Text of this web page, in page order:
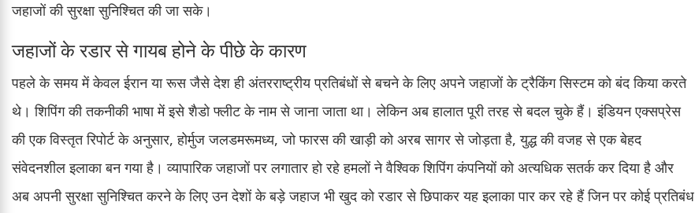
जहाजों की सुरक्षा सुनिश्चित की जा सके।
जहाजों के रडार से गायब होने के पीछे के कारण
पहले के समय में केवल ईरान या रूस जैसे देश ही अंतरराष्ट्रीय प्रतिबंधों से बचने के लिए अपने जहाजों के ट्रैकिंग सिस्टम को बंद किया करते
थे। शिपिंग की तकनीकी भाषा में इसे शैडो फ्लीट के नाम से जाना जाता था। लेकिन अब हालात पूरी तरह से बदल चुके हैं। इंडियन एक्सप्रेस
की एक विस्तृत रिपोर्ट के अनुसार, होर्मुज जलडमरूमध्य, जो फारस की खाड़ी को अरब सागर से जोड़ता है, युद्ध की वजह से एक बेहद
संवेदनशील इलाका बन गया है। व्यापारिक जहाजों पर लगातार हो रहे हमलों ने वैश्विक शिपिंग कंपनियों को अत्यधिक सतर्क कर दिया है और
अब अपनी सुरक्षा सुनिश्चित करने के लिए उन देशों के बड़े जहाज भी खुद को रडार से छिपाकर यह इलाका पार कर रहे हैं जिन पर कोई प्रतिबंध